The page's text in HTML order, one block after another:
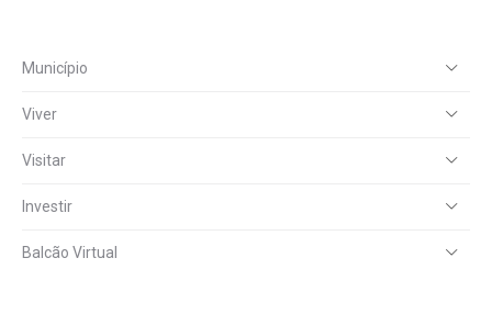
Município
Viver
Visitar
Investir
Balcão Virtual